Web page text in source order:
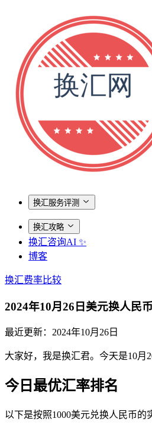
换汇服务评测
换汇攻略
换汇咨询AI ✨
博客
换汇费率比较
2024年10月26日美元换人民
最近更新： 2024年10月26日
大家好，我是换汇君。今天是10月
今日最优汇率排名
以下是按照1000美元兑换人民币的